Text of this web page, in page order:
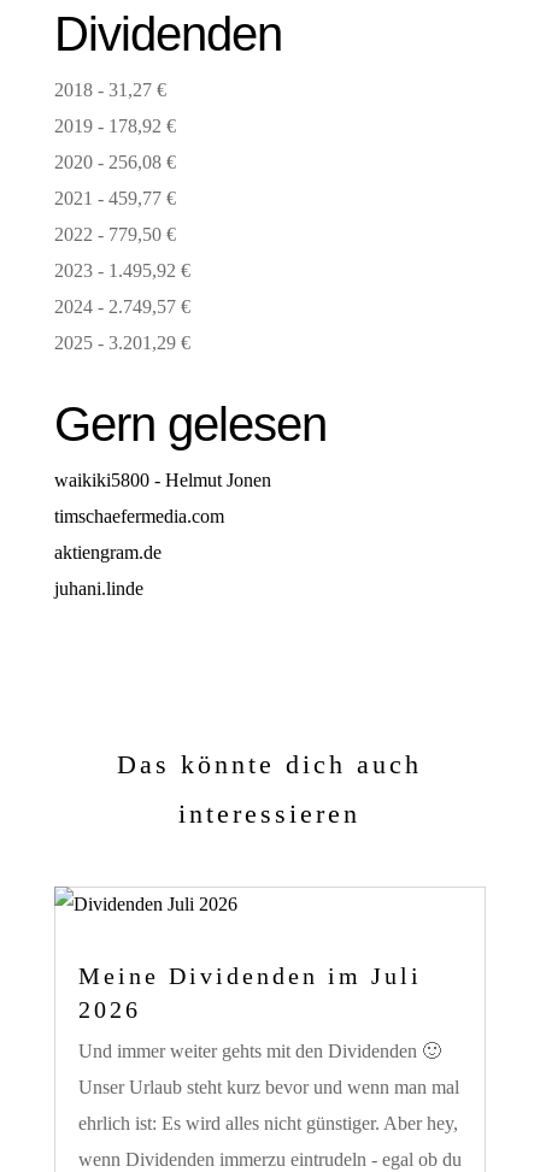
Dividenden
2018 - 31,27 €
2019 - 178,92 €
2020 - 256,08 €
2021 - 459,77 €
2022 - 779,50 €
2023 - 1.495,92 €
2024 - 2.749,57 €
2025 - 3.201,29 €
Gern gelesen
waikiki5800 - Helmut Jonen
timschaefermedia.com
aktiengram.de
juhani.linde
Das könnte dich auch
interessieren
Meine Dividenden im Juli
2026
Und immer weiter gehts mit den Dividenden 🙂
Unser Urlaub steht kurz bevor und wenn man mal
ehrlich ist: Es wird alles nicht günstiger. Aber hey,
wenn Dividenden immerzu eintrudeln - egal ob du